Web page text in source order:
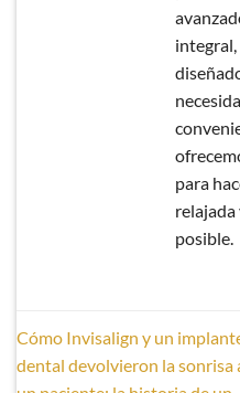
para
relajada
posible.
Cómo Invisalign y un
dental devolvieron la sonrisa